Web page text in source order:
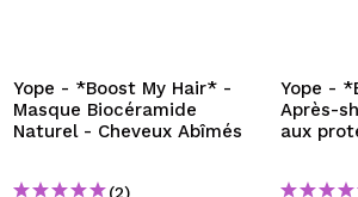
effectuer vos achats rapidement,
commandes et consulter vos
CRÉER UN
Yope - *Boost My Hair* -
Masque Biocéramide
Naturel - Cheveux Abîmés
(2)
Yope -
Après-
aux